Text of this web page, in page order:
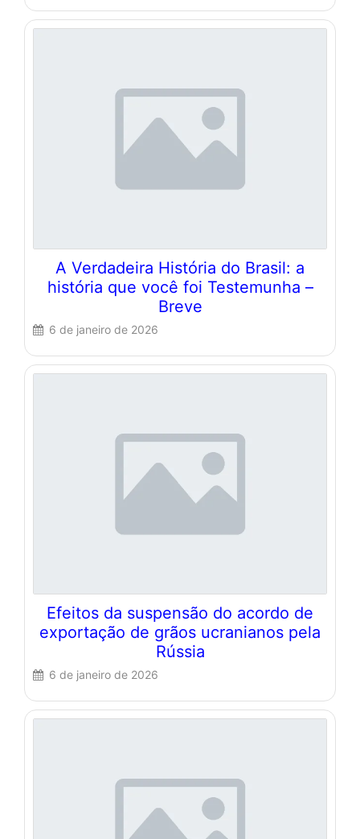
A Verdadeira História do Brasil: a
história que você foi Testemunha –
Breve
6 de janeiro de 2026
Efeitos da suspensão do acordo de
exportação de grãos ucranianos pela
Rússia
6 de janeiro de 2026